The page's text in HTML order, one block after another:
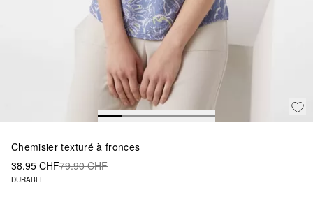
Chemisier texturé à fronces
38.95 CHF79.90 CHF
DURABLE